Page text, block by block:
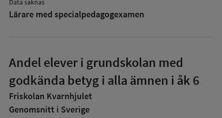
Data saknas
Lärare med specialpedagog­examen
Andel elever i grundskolan med
godkända betyg i alla ämnen i åk 6
Friskolan Kvarnhjulet
Genomsnitt i Sverige